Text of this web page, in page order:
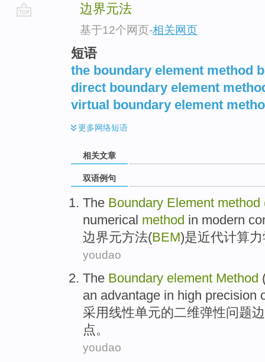
边界元法
基于12个网页-相关网页
短语
the boundary element method
direct boundary element
virtual boundary element
更多网络短语
相关文章
双语例句
The Boundary Element method
numerical method in modern
边界元方法(BEM)是近代计算
youdao
The Boundary element Method
an advantage in high precision
采用线性单元的二维弹性问题
点。
youdao